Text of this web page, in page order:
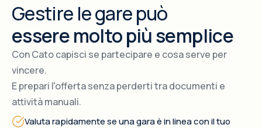
Gestire le gare può
essere molto più semplice
Con Cato capisci se partecipare e cosa serve per
vincere.
E prepari l'offerta senza perderti tra documenti e
attività manuali.
Valuta rapidamente se una gara è in linea con il tuo